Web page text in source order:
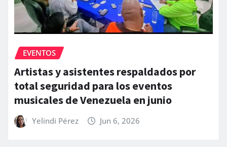
EVENTOS
Artistas y asistentes respaldados por
total seguridad para los eventos
musicales de Venezuela en junio
Yelindi Pérez Jun 6, 2026